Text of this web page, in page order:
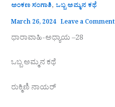
ಅಂಕಣ ಸಂಗಾತಿ, ಒಬ್ಬ ಅಮ್ಮನ ಕಥೆ
March 26, 2024 Leave a Comment
ಧಾರಾವಾಹಿ-ಅಧ್ಯಾಯ –28
ಒಬ್ಬ ಅಮ್ಮನ ಕಥೆ
ರುಕ್ಮಿಣಿ ನಾಯರ್